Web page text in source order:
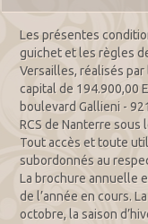
Les présentes
guichet et les règles
Versailles, réalisés
capital de 194.900,00
boulevard Gallieni -
RCS de Nanterre sous
Tout accès et toute
subordonnés au
La brochure annuelle
de l’année en cours.
octobre, la saison